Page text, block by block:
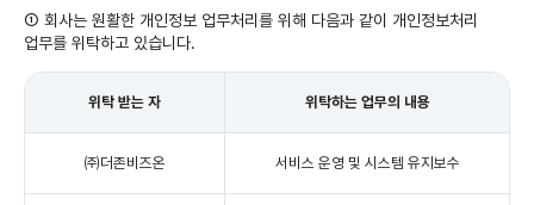
① 회사는 원활한 개인정보 업무처리를 위해 다음과 같이 개인정보처리
업무를 위탁하고 있습니다.
위탁 받는 자 위탁하는 업무의 내용
㈜더존비즈온 서비스 운영 및 시스템 유지보수